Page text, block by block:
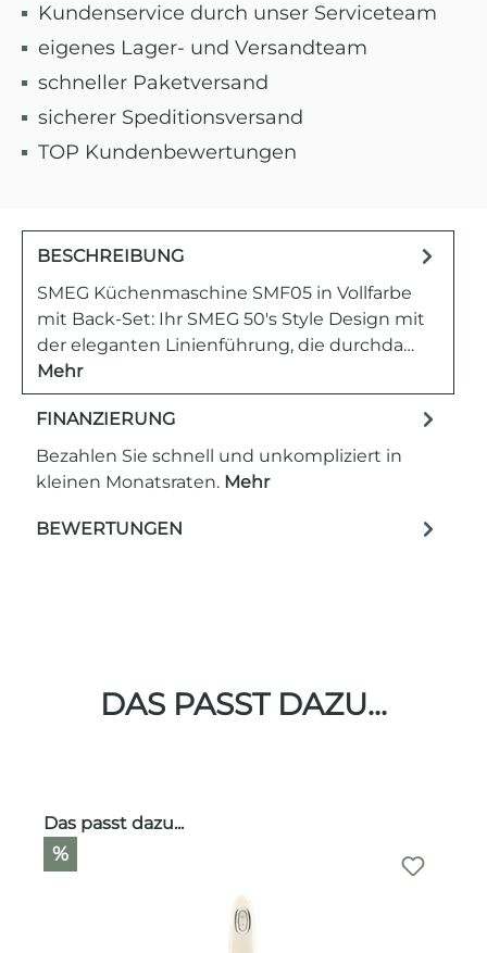
Kundenservice durch unser Serviceteam
eigenes Lager- und Versandteam
schneller Paketversand
sicherer Speditionsversand
TOP Kundenbewertungen
BESCHREIBUNG
SMEG Küchenmaschine SMF05 in Vollfarbe
mit Back-Set: Ihr SMEG 50's Style Design mit
der eleganten Linienführung, die durchda…
Mehr
FINANZIERUNG
Bezahlen Sie schnell und unkompliziert in
kleinen Monatsraten. Mehr
BEWERTUNGEN
DAS PASST DAZU...
Produktgalerie überspringen
Das passt dazu...
%